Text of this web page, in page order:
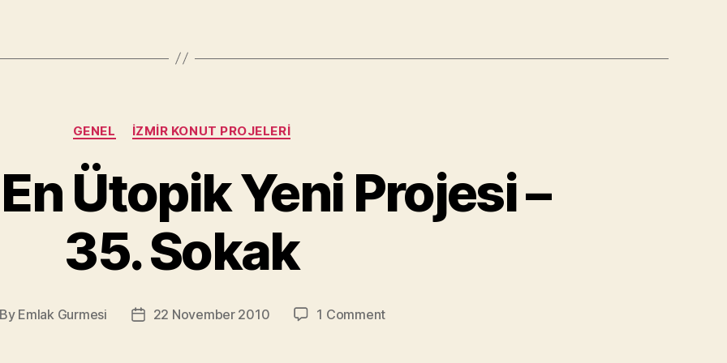
seçmek
Categories
GENEL İZMIR KONUT PROJELERI
Ütopik Yeni Projesi –
35. Sokak
By Emlak Gurmesi
Post22 November 2010 1 Commenton